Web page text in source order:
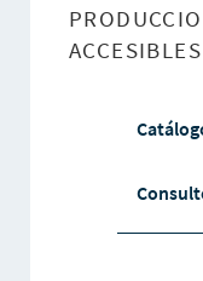
ACCESIBLES